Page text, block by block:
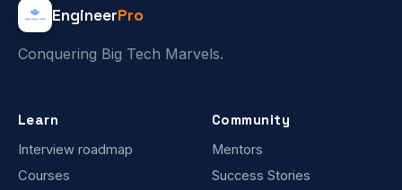
EngineerPro
Conquering Big Tech Marvels.
Learn
Interview roadmap
Courses
Community
Mentors
Success Stories